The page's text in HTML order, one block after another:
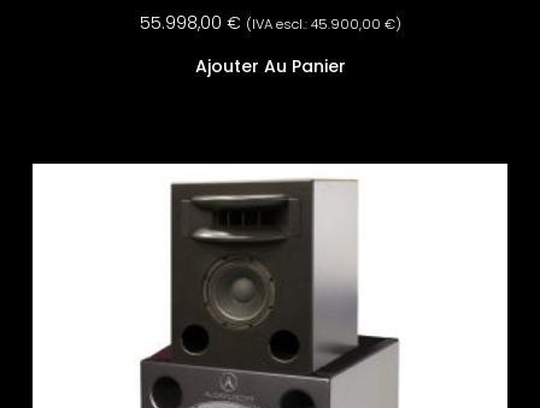
55.998,00 € (IVA escl.:45.900,00 €)
Ajouter Au Panier